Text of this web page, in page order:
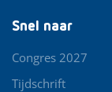
Snel naar
Congres 2027
Tijdschrift